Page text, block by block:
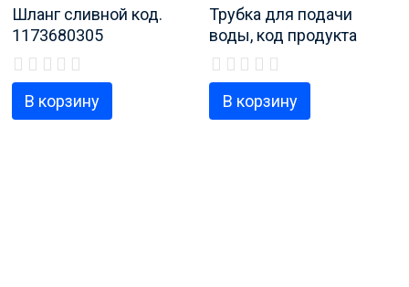
Шланг сливной код.
1173680305
В корзину
Трубка для подачи
воды, код продукта
1528120007
В корзину